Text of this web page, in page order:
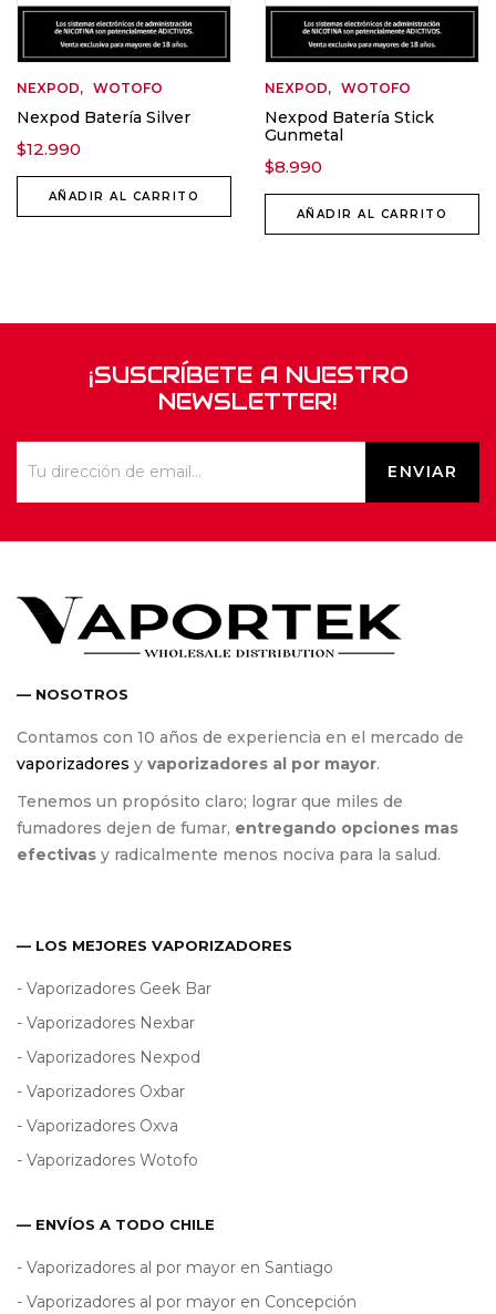
NEXPOD WOTOFO
Nexpod Batería Silver
$12.990
AÑADIR AL CARRITO
NEXPOD WOTOFO
Nexpod Batería Stick
Gunmetal
$8.990
AÑADIR AL CARRITO
¡SUSCRÍBETE A NUESTRO
NEWSLETTER!
— NOSOTROS
Contamos con 10 años de experiencia en el mercado de
vaporizadores y vaporizadores al por mayor.
Tenemos un propósito claro; lograr que miles de
fumadores dejen de fumar, entregando opciones mas
efectivas y radicalmente menos nociva para la salud.
— LOS MEJORES VAPORIZADORES
- Vaporizadores Geek Bar
- Vaporizadores Nexbar
- Vaporizadores Nexpod
- Vaporizadores Oxbar
- Vaporizadores Oxva
- Vaporizadores Wotofo
— ENVÍOS A TODO CHILE
- Vaporizadores al por mayor en Santiago
- Vaporizadores al por mayor en Concepción